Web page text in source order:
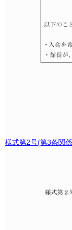
様式第2号(第3条関